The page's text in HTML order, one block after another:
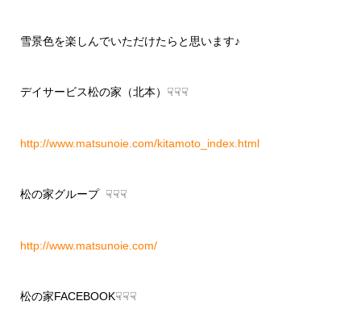
雪景色を楽しんでいただけたらと思います♪
デイサービス松の家（北本）☟☟☟
http://www.matsunoie.com/kitamoto_index.html
松の家グループ ☟☟☟
http://www.matsunoie.com/
松の家FACEBOOK☟☟☟